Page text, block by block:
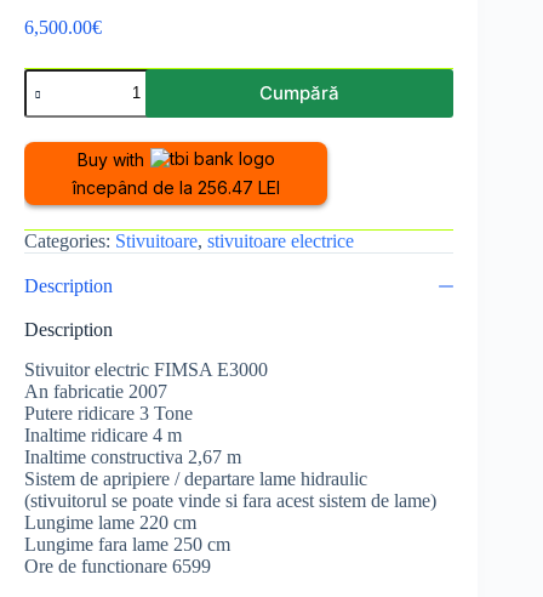
6,500.00€
Stivuitor
electric
FIMSA
E3000
quantity
Cumpără
Buy with
începând de la 256.47 LEI
Categories: Stivuitoare, stivuitoare electrice
Description
Description
Stivuitor electric FIMSA E3000
An fabricatie 2007
Putere ridicare 3 Tone
Inaltime ridicare 4 m
Inaltime constructiva 2,67 m
Sistem de apripiere / departare lame hidraulic
(stivuitorul se poate vinde si fara acest sistem de lame)
Lungime lame 220 cm
Lungime fara lame 250 cm
Ore de functionare 6599